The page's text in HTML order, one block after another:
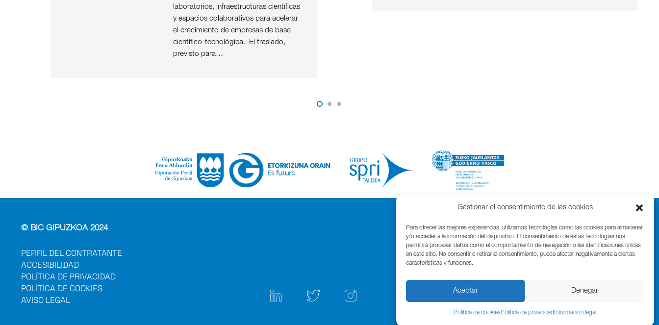
Gestionar el consentimiento de las cookies
Para ofrecer las mejores experiencias, utilizamos tecnologías como las cookies para almacenar
y/o acceder a la información del dispositivo. El consentimiento de estas tecnologías nos
permitirá procesar datos como el comportamiento de navegación o las identificaciones únicas
en este sitio. No consentir o retirar el consentimiento, puede afectar negativamente a ciertas
características y funciones.
Aceptar Denegar
Política de cookiesPolítica de privacidad Información legal
laboratorios, infraestructuras científicas
y espacios colaborativos para acelerar
el crecimiento de empresas de base
científico-tecnológica. El traslado,
previsto para…
© BIC GIPUZKOA 2024
PERFIL DEL CONTRATANTE
ACCESIBILIDAD
POLÍTICA DE PRIVACIDAD
POLÍTICA DE COOKIES
AVISO LEGAL
20014 Donostia / San Sebastián
T. (+34) 943 000 999 | bic@bicgipuzkoa.eus